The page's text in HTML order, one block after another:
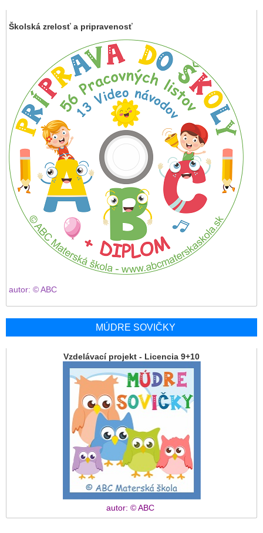
Školská zrelosť a pripravenosť
autor: © ABC
MÚDRE SOVIČKY
Vzdelávací projekt - Licencia 9+10
autor: © ABC